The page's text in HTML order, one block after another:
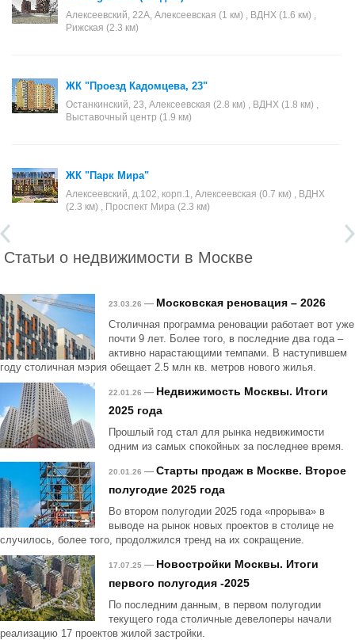
Алексеевский, 22А, Алексеевская (1 км) , ВДНХ (1.6 км) ,
Рижская (2.3 км)
ЖК "Проезд Кадомцева, 23"
Останкинский, 23, Алексеевская (2.8 км) , ВДНХ (1.8 км) ,
Выставочный центр (1.9 км)
ЖК "Парк Мира"
Алексеевский, д.102, корп.1, Алексеевская (0.7 км) , ВДНХ
(2.3 км) , Проспект Мира (2.3 км)
Статьи о недвижимости в Москве
23.03.26 — Московская реновация – 2026
Столичная программа реновации работает вот уже
почти 9 лет. Более того, в последние два года –
активно нарастающими темпами. В наступившем
году столичная мэрия обещает 2.5 млн кв. метров нового жилья.
22.01.26 — Недвижимость Москвы. Итоги
2025 года
Прошлый год стал для рынка недвижимости
одним из самых спокойных за последнее время.
20.01.26 — Старты продаж в Москве. Второе
полугодие 2025 года
Во втором полугодии 2025 года «прорыва» в
выводе на рынок новых проектов в столице не
случилось, более того, продолжился тренд на их сокращение.
17.07.25 — Новостройки Москвы. Итоги
первого полугодия -2025
По последним данным, в первом полугодии
текущего года столичные девелоперы начали
реализацию 17 проектов жилой застройки.